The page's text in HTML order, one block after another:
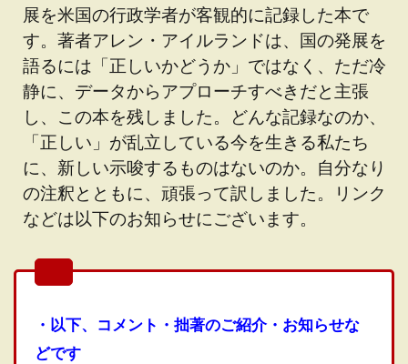
展を米国の行政学者が客観的に記録した本で
す。著者アレン・アイルランドは、国の発展を
語るには「正しいかどうか」ではなく、ただ冷
静に、データからアプローチすべきだと主張
し、この本を残しました。どんな記録なのか、
「正しい」が乱立している今を生きる私たち
に、新しい示唆するものはないのか。自分なり
の注釈とともに、頑張って訳しました。リンク
などは以下のお知らせにございます。
・以下、コメント・拙著のご紹介・お知らせな
どです